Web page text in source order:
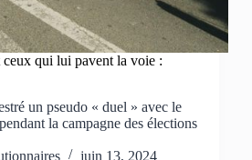
ceux qui lui pavent la voie :
un pseudo « duel » avec le
la campagne des élections
juin 13, 2024